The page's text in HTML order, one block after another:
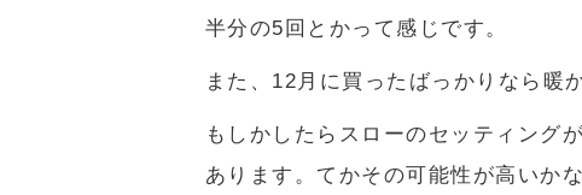
半分の5回とかって感じです。
また、12月に買ったばっかりなら暖
もしかしたらスローのセッティング
あります。てかその可能性が高いかな